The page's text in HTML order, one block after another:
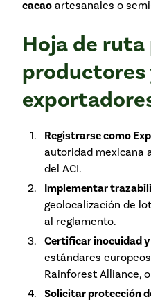
cacao artesanales o
Hoja de ruta
productores
Registrarse como
autoridad mexicana
del ACI.
Implementar
geolocalización de
al reglamento.
Certificar inocuidad
estándares europeos
Rainforest Alliance,
Solicitar protección